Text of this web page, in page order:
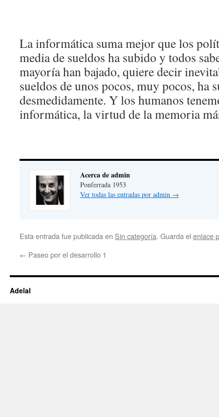
La informática suma mejor que los
media de sueldos ha subido y todos
mayoría han bajado, quiere decir
sueldos de unos pocos, muy pocos, ha
desmedidamente. Y los humanos
informática, la virtud de la memoria
Acerca de admin
Ponferrada 1953
Ver todas las entradas por admin →
Esta entrada fue publicada en Sin categoría. Guarda el enlace
← Paseo por el desarrollo 1
Adelal